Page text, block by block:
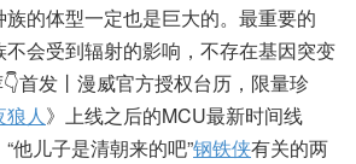
的体型一定也是巨大的。最重要的
会受到辐射的影响，不存在基因突变
首发丨漫威官方授权台历，限量珍
狼人》上线之后的MCU最新时间线
“他儿子是清朝来的吧”钢铁侠有关的两